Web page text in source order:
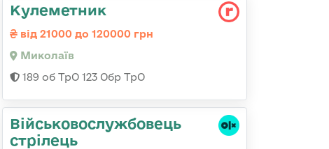
Кулеметник
від 21000 до 120000 грн
Миколаїв
189 об ТрО 123 Обр ТрО
Військовослужбовець
стрілець